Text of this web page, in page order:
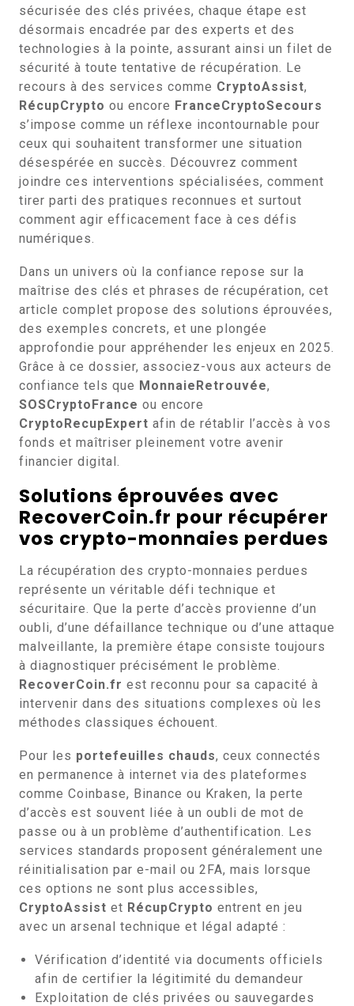
sécurisée des clés privées, chaque étape est
désormais encadrée par des experts et des
technologies à la pointe, assurant ainsi un filet de
sécurité à toute tentative de récupération. Le
recours à des services comme CryptoAssist,
RécupCrypto ou encore FranceCryptoSecours
s’impose comme un réflexe incontournable pour
ceux qui souhaitent transformer une situation
désespérée en succès. Découvrez comment
joindre ces interventions spécialisées, comment
tirer parti des pratiques reconnues et surtout
comment agir efficacement face à ces défis
numériques.
Dans un univers où la confiance repose sur la
maîtrise des clés et phrases de récupération, cet
article complet propose des solutions éprouvées,
des exemples concrets, et une plongée
approfondie pour appréhender les enjeux en 2025.
Grâce à ce dossier, associez-vous aux acteurs de
confiance tels que MonnaieRetrouvée,
SOSCryptoFrance ou encore
CryptoRecupExpert afin de rétablir l’accès à vos
fonds et maîtriser pleinement votre avenir
financier digital.
Solutions éprouvées avec
RecoverCoin.fr pour récupérer
vos crypto-monnaies perdues
La récupération des crypto-monnaies perdues
représente un véritable défi technique et
sécuritaire. Que la perte d’accès provienne d’un
oubli, d’une défaillance technique ou d’une attaque
malveillante, la première étape consiste toujours
à diagnostiquer précisément le problème.
RecoverCoin.fr est reconnu pour sa capacité à
intervenir dans des situations complexes où les
méthodes classiques échouent.
Pour les portefeuilles chauds, ceux connectés
en permanence à internet via des plateformes
comme Coinbase, Binance ou Kraken, la perte
d’accès est souvent liée à un oubli de mot de
passe ou à un problème d’authentification. Les
services standards proposent généralement une
réinitialisation par e-mail ou 2FA, mais lorsque
ces options ne sont plus accessibles,
CryptoAssist et RécupCrypto entrent en jeu
avec un arsenal technique et légal adapté :
Vérification d’identité via documents officiels
afin de certifier la légitimité du demandeur
Exploitation de clés privées ou sauvegardes